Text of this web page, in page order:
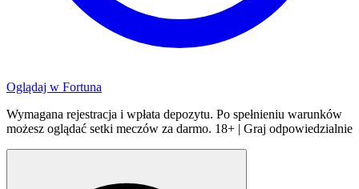
Oglądaj w Fortuna
Wymagana rejestracja i wpłata depozytu. Po spełnieniu warunków
możesz oglądać setki meczów za darmo. 18+ | Graj odpowiedzialnie